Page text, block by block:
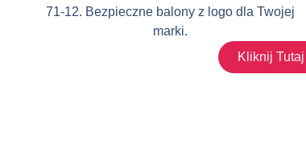
71-12. Bezpieczne balony z logo dla Twojej
marki.
Kliknij Tutaj